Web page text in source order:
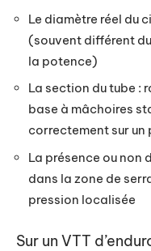
Le diamètre réel du
(souvent différent
la potence)
La section du tube :
base à mâchoires
correctement sur
La présence ou non
dans la zone de
pression localisée
Sur un VTT